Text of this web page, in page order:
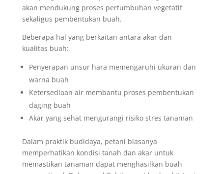
akan mendukung proses pertumbuhan vegetatif
sekaligus pembentukan buah.
Beberapa hal yang berkaitan antara akar dan
kualitas buah:
Penyerapan unsur hara memengaruhi ukuran dan
warna buah
Ketersediaan air membantu proses pembentukan
daging buah
Akar yang sehat mengurangi risiko stres tanaman
Dalam praktik budidaya, petani biasanya
memperhatikan kondisi tanah dan akar untuk
memastikan tanaman dapat menghasilkan buah